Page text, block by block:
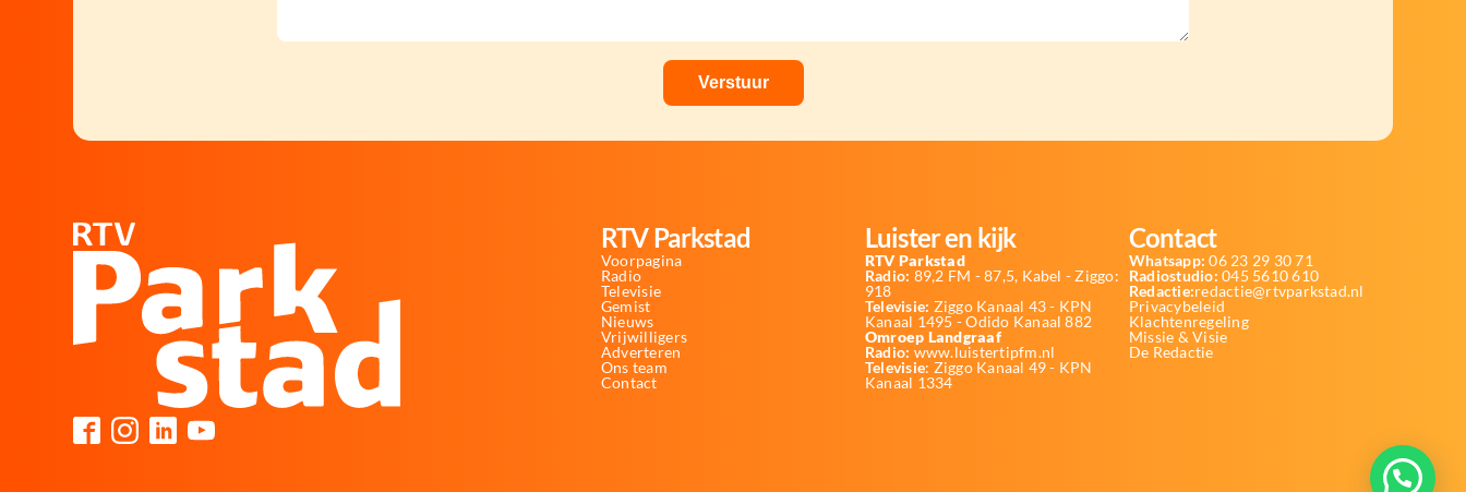
RTV Parkstad
Voorpagina
Radio
Televisie
Gemist
Nieuws
Vrijwilligers
Adverteren
Ons team
Contact
Luister en kijk
RTV Parkstad
Radio: 89,2 FM - 87,5, Kabel - Ziggo:
918
Televisie: Ziggo Kanaal 43 - KPN
Kanaal 1495 - Odido Kanaal 882
Omroep Landgraaf
Radio: www.luistertipfm.nl
Televisie: Ziggo Kanaal 49 - KPN
Kanaal 1334
Contact
Whatsapp: 06 23 29 30 71
Radiostudio: 045 5610 610
Redactie:redactie@rtvparkstad.nl
Privacybeleid
Klachtenregeling
Missie & Visie
De Redactie